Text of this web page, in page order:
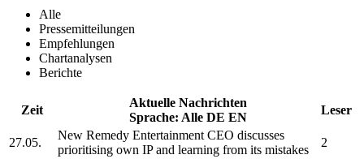
Alle
Pressemitteilungen
Empfehlungen
Chartanalysen
Berichte
Zeit
Aktuelle Nachrichten
Sprache: Alle DE EN
Leser
27.05.
New Remedy Entertainment CEO discusses
prioritising own IP and learning from its mistakes
2